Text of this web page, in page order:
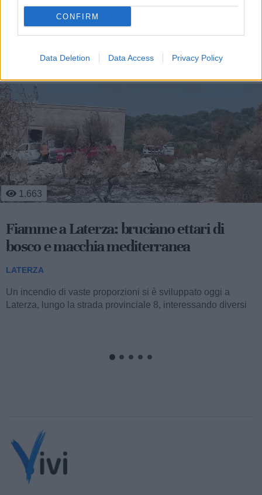
CONFIRM
Data Deletion Data Access Privacy Policy
Le ultime notizie di Laterza
1.663
Fiamme a Laterza: bruciano ettari di
bosco e macchia mediterranea
LATERZA
Un incendio di vaste proporzioni si è sviluppato oggi a
Laterza, lungo la strada provinciale 8, interessando diversi